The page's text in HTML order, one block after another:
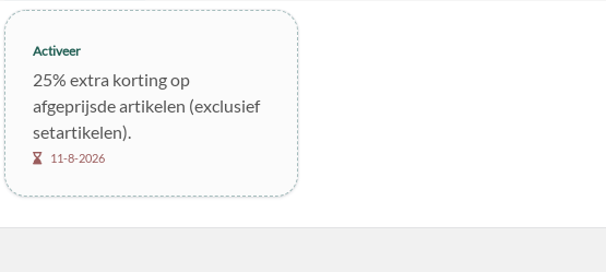
Activeer
25% extra korting op
afgeprijsde artikelen (exclusief
setartikelen).
11-8-2026